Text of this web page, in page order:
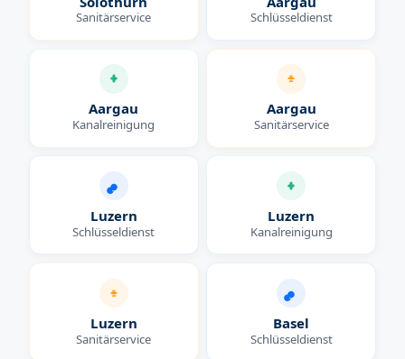
Sanitärservice Schlüsseldienst
Aargau
Kanalreinigung
Aargau
Sanitärservice
Luzern
Schlüsseldienst
Luzern
Kanalreinigung
Luzern
Sanitärservice
Basel
Schlüsseldienst